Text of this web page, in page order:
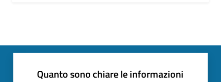
Quanto sono chiare le informazioni